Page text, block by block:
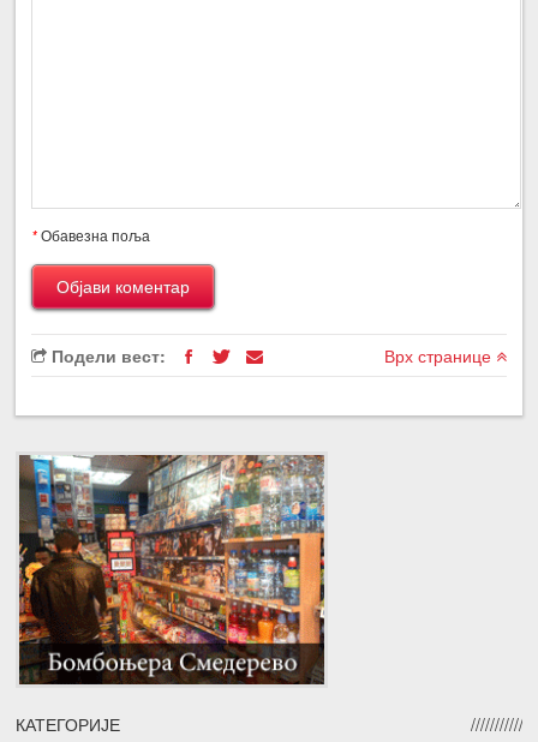
*Обавезна поља
Подели вест: Врх странице
КАТЕГОРИЈЕ